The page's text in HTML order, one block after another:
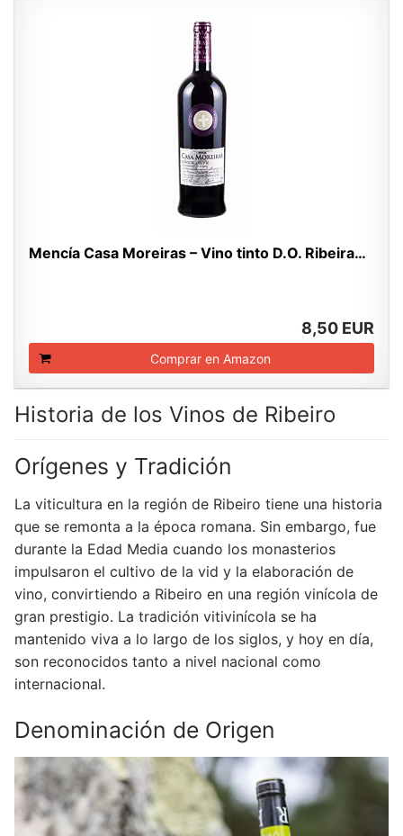
Mencía Casa Moreiras – Vino tinto D.O. Ribeira…
8,50 EUR
Comprar en Amazon
Historia de los Vinos de Ribeiro
Orígenes y Tradición
La viticultura en la región de Ribeiro tiene una historia
que se remonta a la época romana. Sin embargo, fue
durante la Edad Media cuando los monasterios
impulsaron el cultivo de la vid y la elaboración de
vino, convirtiendo a Ribeiro en una región vinícola de
gran prestigio. La tradición vitivinícola se ha
mantenido viva a lo largo de los siglos, y hoy en día,
son reconocidos tanto a nivel nacional como
internacional.
Denominación de Origen